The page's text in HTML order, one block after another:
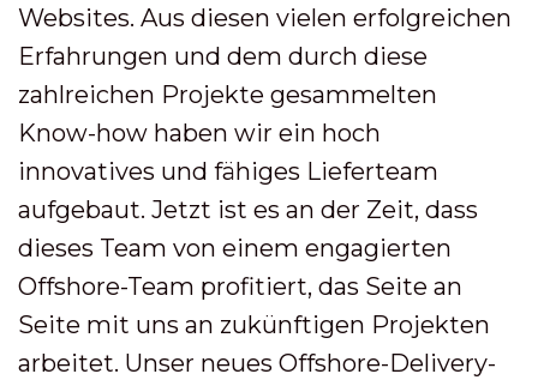
Websites. Aus diesen vielen erfolgreichen
Erfahrungen und dem durch diese
zahlreichen Projekte gesammelten
Know-how haben wir ein hoch
innovatives und fähiges Lieferteam
aufgebaut. Jetzt ist es an der Zeit, dass
dieses Team von einem engagierten
Offshore-Team profitiert, das Seite an
Seite mit uns an zukünftigen Projekten
arbeitet. Unser neues Offshore-Delivery-